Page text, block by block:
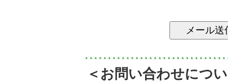
＜お問い合わせにつ